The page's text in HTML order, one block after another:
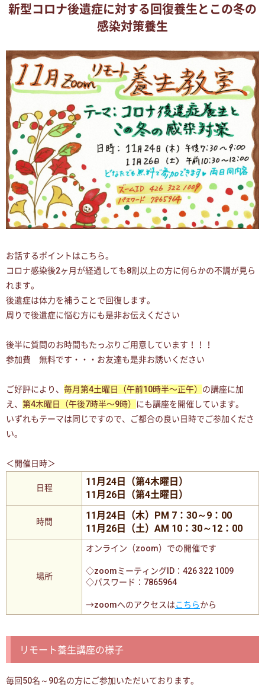
新型コロナ後遺症に対する回復養生とこの冬の
感染対策養生
お話するポイントはこちら。
コロナ感染後2ヶ月が経過しても8割以上の方に何らかの不調が見ら
れます。
後遺症は体力を補うことで回復します。
周りで後遺症に悩む方にも是非お伝えください
後半に質問のお時間もたっぷりご用意しています！！！
参加費 無料です・・・お友達も是非お誘いください
ご好評により、 毎月第4土曜日（午前10時半〜正午） の講座に加
え、 第4木曜日（午後7時半〜9時） にも講座を開催しています。
いずれもテーマは同じですので、ご都合の良い日時でご参加くださ
い。
＜開催日時＞
日程
11月24日（第4木曜日）
11月26日（第4土曜日）
時間
11月24日（木）PM 7：30～9：00
11月26日（土）AM 10：30～12：00
場所
オンライン（zoom）での開催です
◇zoomミーティングID：426 322 1009
◇パスワード：7865964
→zoomへのアクセスはこちらから
リモート養生講座の様子
毎回50名～90名の方にご参加いただいております。